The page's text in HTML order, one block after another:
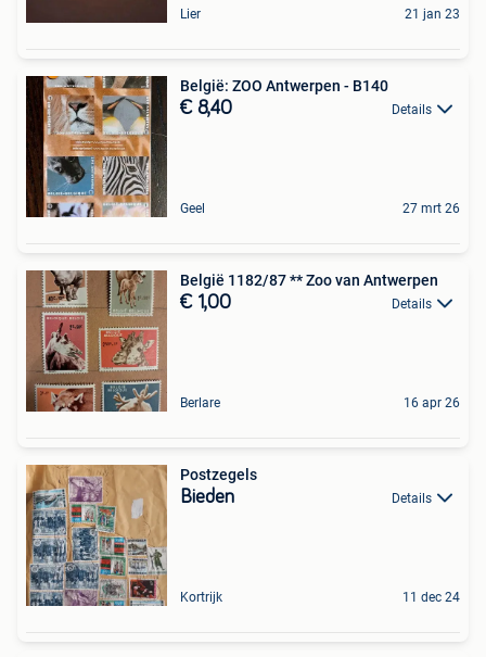
Lier 21 jan 23
België: ZOO Antwerpen - B140
€ 8,40 Details
Geel 27 mrt 26
België 1182/87 ** Zoo van Antwerpen
€ 1,00 Details
Berlare 16 apr 26
Postzegels
Bieden Details
Kortrijk 11 dec 24